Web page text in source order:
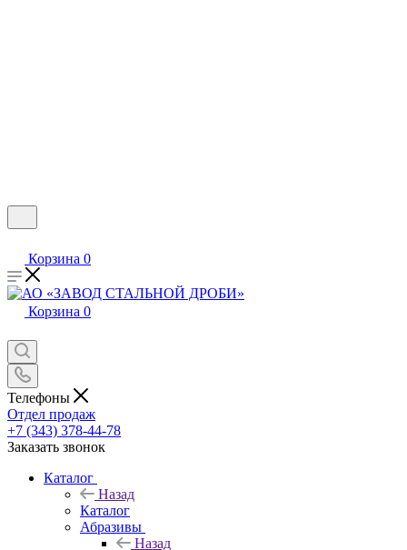
Корзина 0
Корзина 0
Телефоны
Отдел продаж
+7 (343) 378-44-78
Заказать звонок
Каталог
Назад
Каталог
Абразивы
Назад